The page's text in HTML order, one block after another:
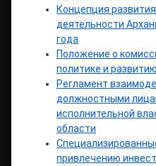
Концепция
деятельности
года
Положение о
политике и
Регламент
должностными
исполнительной
области
привлечению